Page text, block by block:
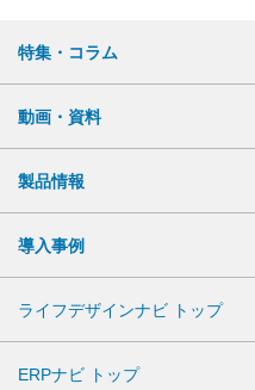
特集・コラム
動画・資料
製品情報
導入事例
ライフデザインナビ トップ
ERPナビ トップ